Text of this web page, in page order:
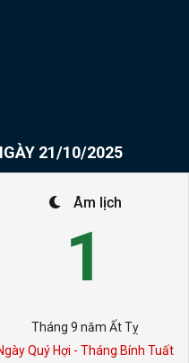
21/10/2025
Âm lịch
1
Tháng 9 năm Ất Tỵ
Quý Hợi - Tháng Bính Tuất